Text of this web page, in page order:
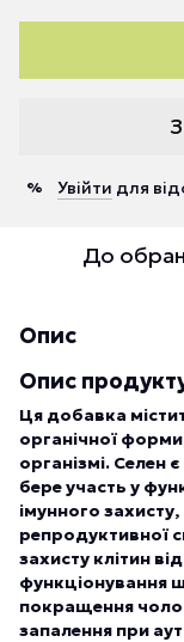
% Увійти для
До
Опис
Опис
Ця добавка
органічної
організмі. Селен
бере участь у
імунного
репродуктивної
захисту клітин
функціонування
покращення
запалення при